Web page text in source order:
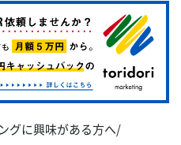
グに興味がある方へ/